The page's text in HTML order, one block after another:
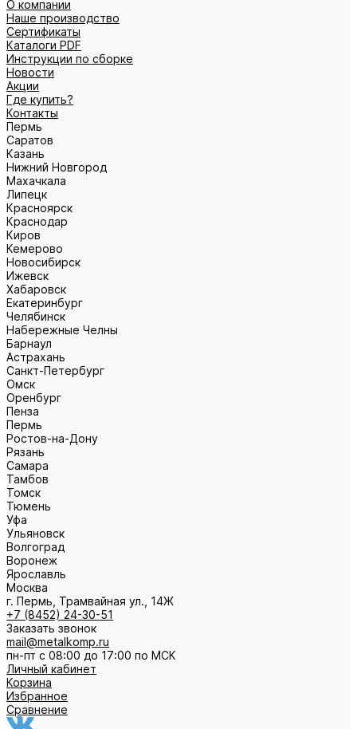
О компании
Наше производство
Сертификаты
Каталоги PDF
Инструкции по сборке
Новости
Акции
Где купить?
Контакты
Пермь
Саратов
Казань
Нижний Новгород
Махачкала
Липецк
Красноярск
Краснодар
Киров
Кемерово
Новосибирск
Ижевск
Хабаровск
Екатеринбург
Челябинск
Набережные Челны
Барнаул
Астрахань
Санкт-Петербург
Омск
Оренбург
Пенза
Пермь
Ростов-на-Дону
Рязань
Самара
Тамбов
Томск
Тюмень
Уфа
Ульяновск
Волгоград
Воронеж
Ярославль
Москва
г. Пермь, Трамвайная ул., 14Ж
+7 (8452) 24-30-51
Заказать звонок
mail@metalkomp.ru
пн-пт с 08:00 до 17:00 по МСК
Личный кабинет
Корзина
Избранное
Сравнение